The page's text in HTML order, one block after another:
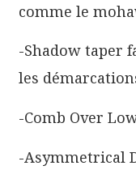
comme le
-Shadow taper
les
-Comb Over
-Asymmetrical